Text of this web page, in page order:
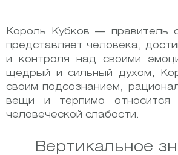
Король Кубков — правитель
представляет человека,
и контроля над своими
щедрый и сильный духом,
своим подсознанием,
вещи и терпимо относится
человеческой слабости.
Вертикальное